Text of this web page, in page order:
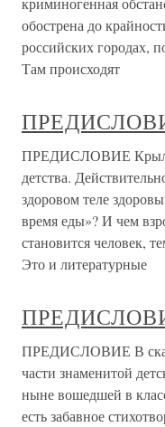
обострена до
российских городах,
Там происходят
ПРЕДИСЛОВИЕ
детства.
здоровом теле
время еды»? И чем
становится человек,
Это и литературные
ПРЕДИСЛОВИЕ В
части знаменитой
ныне вошедшей в
есть забавное